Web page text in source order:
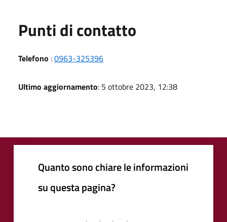
Punti di contatto
Telefono :0963-325396
Ultimo aggiornamento: 5 ottobre 2023, 12:38
Quanto sono chiare le informazioni
su questa pagina?